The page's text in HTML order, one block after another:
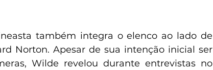
também integra o elenco ao lado de
Norton. Apesar de sua intenção inicial ser
Wilde revelou durante entrevistas no